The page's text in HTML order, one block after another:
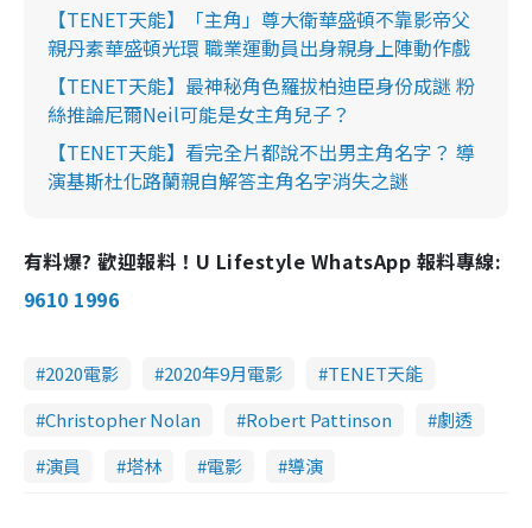
【TENET天能】「主角」尊大衛華盛頓不靠影帝父
親丹素華盛頓光環 職業運動員出身親身上陣動作戲
【TENET天能】最神秘角色羅拔柏迪臣身份成謎 粉
絲推論尼爾Neil可能是女主角兒子？
【TENET天能】看完全片都說不出男主角名字？ 導
演基斯杜化路蘭親自解答主角名字消失之謎
有料爆? 歡迎報料！U Lifestyle WhatsApp 報料專線:
9610 1996
2020電影 2020年9月電影
TENET天能
Christopher Nolan
Robert Pattinson
劇透
演員
塔林 電影 導演